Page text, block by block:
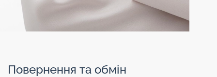
Повернення та обмін